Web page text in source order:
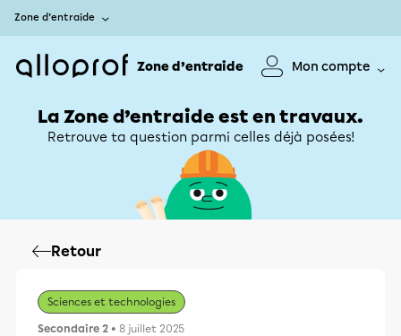
Zone d’entraide
Zone d’entraide Mon compte
La Zone d’entraide est en travaux.
Retrouve ta question parmi celles déjà posées!
Retour
Sciences et technologies
Secondaire 2 • 8 juillet 2025